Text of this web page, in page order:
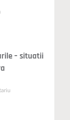
– situatii